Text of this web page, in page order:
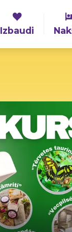
Izbaudi